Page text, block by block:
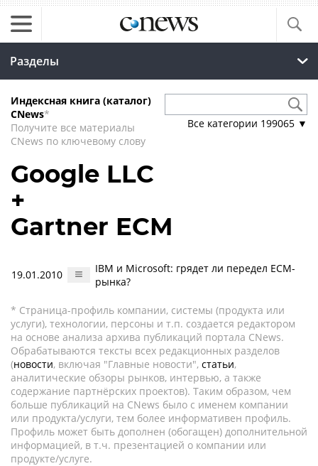
Разделы
Индексная книга (каталог)
CNews*
Получите все материалы
CNews по ключевому слову
Все категории 199065 ▼
Google LLC
+
Gartner ECM
19.01.2010
IBM и Microsoft: грядет ли передел ECM-
рынка?
* Страница-профиль компании, системы (продукта или
услуги), технологии, персоны и т.п. создается редактором
на основе анализа архива публикаций портала CNews.
Обрабатываются тексты всех редакционных разделов
(новости, включая "Главные новости", статьи,
аналитические обзоры рынков, интервью, а также
содержание партнёрских проектов). Таким образом, чем
больше публикаций на CNews было с именем компании
или продукта/услуги, тем более информативен профиль.
Профиль может быть дополнен (обогащен) дополнительной
информацией, в т.ч. презентацией о компании или
продукте/услуге.